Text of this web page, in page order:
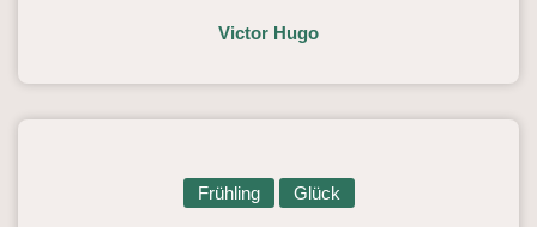
Victor Hugo
Frühling Glück